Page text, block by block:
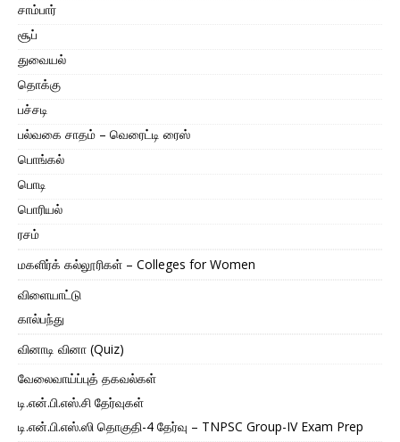
சாம்பார்
சூப்
துவையல்
தொக்கு
பச்சடி
பல்வகை சாதம் – வெரைட்டி ரைஸ்
பொங்கல்
பொடி
பொரியல்
ரசம்
மகளிர்க் கல்லூரிகள் – Colleges for Women
விளையாட்டு
கால்பந்து
வினாடி வினா (Quiz)
வேலைவாய்ப்புத் தகவல்கள்
டி.என்.பி.எஸ்.சி தேர்வுகள்
டி.என்.பி.எஸ்.ஸி தொகுதி-4 தேர்வு – TNPSC Group-IV Exam Prep